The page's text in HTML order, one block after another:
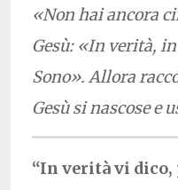
«Non hai ancora
Gesù: «In verità,
Sono». Allora
Gesù si nascose e
“In verità vi dico,